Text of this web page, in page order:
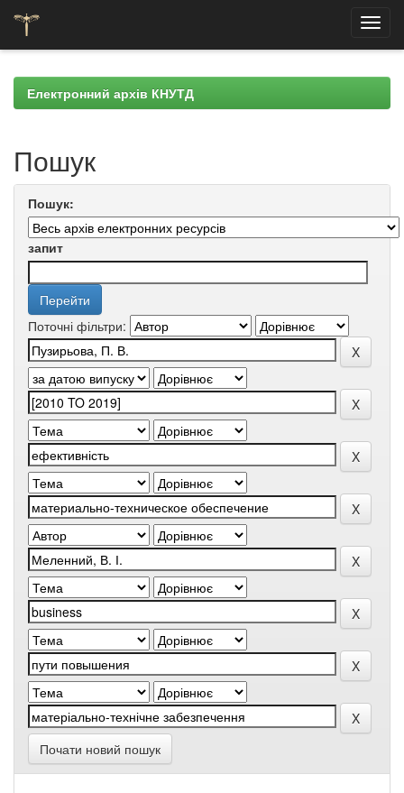
navigationЕлектронний архів КНУТД
Пошук
Пошук:
запит
Поточні фільтри:
Почати новий пошук